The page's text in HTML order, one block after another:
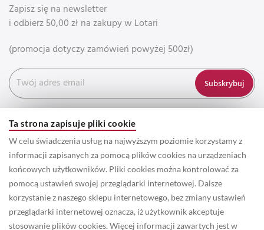
Ta strona zapisuje pliki cookie
W celu świadczenia usług na najwyższym poziomie korzystamy z
informacji zapisanych za pomocą plików cookies na urządzeniach
końcowych użytkowników. Pliki cookies można kontrolować za
pomocą ustawień swojej przeglądarki internetowej. Dalsze
korzystanie z naszego sklepu internetowego, bez zmiany ustawień
przeglądarki internetowej oznacza, iż użytkownik akceptuje
stosowanie plików cookies. Więcej informacji zawartych jest w
Zapisz się na newsletter
i odbierz 50,00 zł na zakupy w Lotari
(promocja dotyczy zamówień powyżej 500zł)
Subskrybuj
© 2022 Prawa autorskie do wszystkich informacji oraz zdjęć